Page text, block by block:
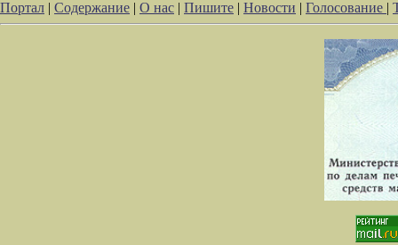
Портал | Содержание | О нас | Пишите | Новости | Голосование |